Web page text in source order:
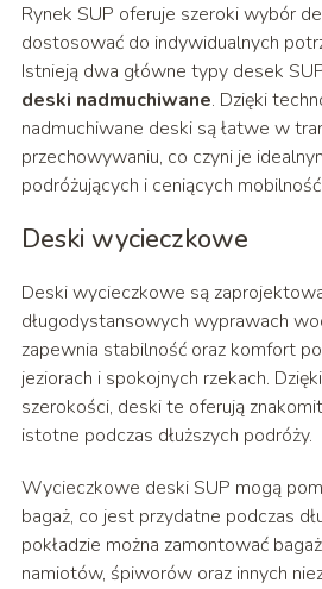
Rynek SUP oferuje szeroki wybór
dostosować do indywidualnych
Istnieją dwa główne typy desek
deski nadmuchiwane. Dzięki
nadmuchiwane deski są łatwe w
przechowywaniu, co czyni je
podróżujących i ceniących mobilność.
Deski wycieczkowe
Deski wycieczkowe są
długodystansowych wyprawach
zapewnia stabilność oraz komfort
jeziorach i spokojnych rzekach.
szerokości, deski te oferują
istotne podczas dłuższych podróży.
Wycieczkowe deski SUP mogą
bagaż, co jest przydatne podczas
pokładzie można zamontować
namiotów, śpiworów oraz innych